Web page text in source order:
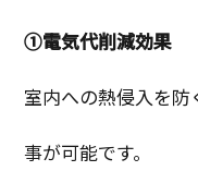
①電気代削減効果
室内への熱侵入を防
事が可能です。